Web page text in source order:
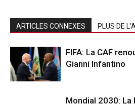
ARTICLES CONNEXES PLUS DE
FIFA: La CAF
Gianni Infantino
Mondial 2030: La